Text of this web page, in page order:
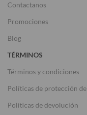
Contactanos
Promociones
Blog
TÉRMINOS
Términos y condiciones
Políticas de protección
Políticas de devolución